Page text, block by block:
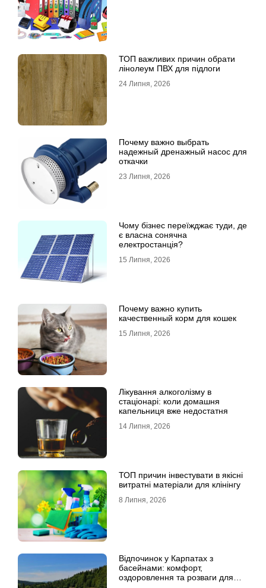
ТОП важливих причин обрати
лінолеум ПВХ для підлоги
24 Липня, 2026
Почему важно выбрать
надежный дренажный насос для
откачки
23 Липня, 2026
Чому бізнес переїжджає туди, де
є власна сонячна
електростанція?
15 Липня, 2026
Почему важно купить
качественный корм для кошек
15 Липня, 2026
Лікування алкоголізму в
стаціонарі: коли домашня
капельниця вже недостатня
14 Липня, 2026
ТОП причин інвестувати в якісні
витратні матеріали для клінінгу
8 Липня, 2026
Відпочинок у Карпатах з
басейнами: комфорт,
оздоровлення та розваги для